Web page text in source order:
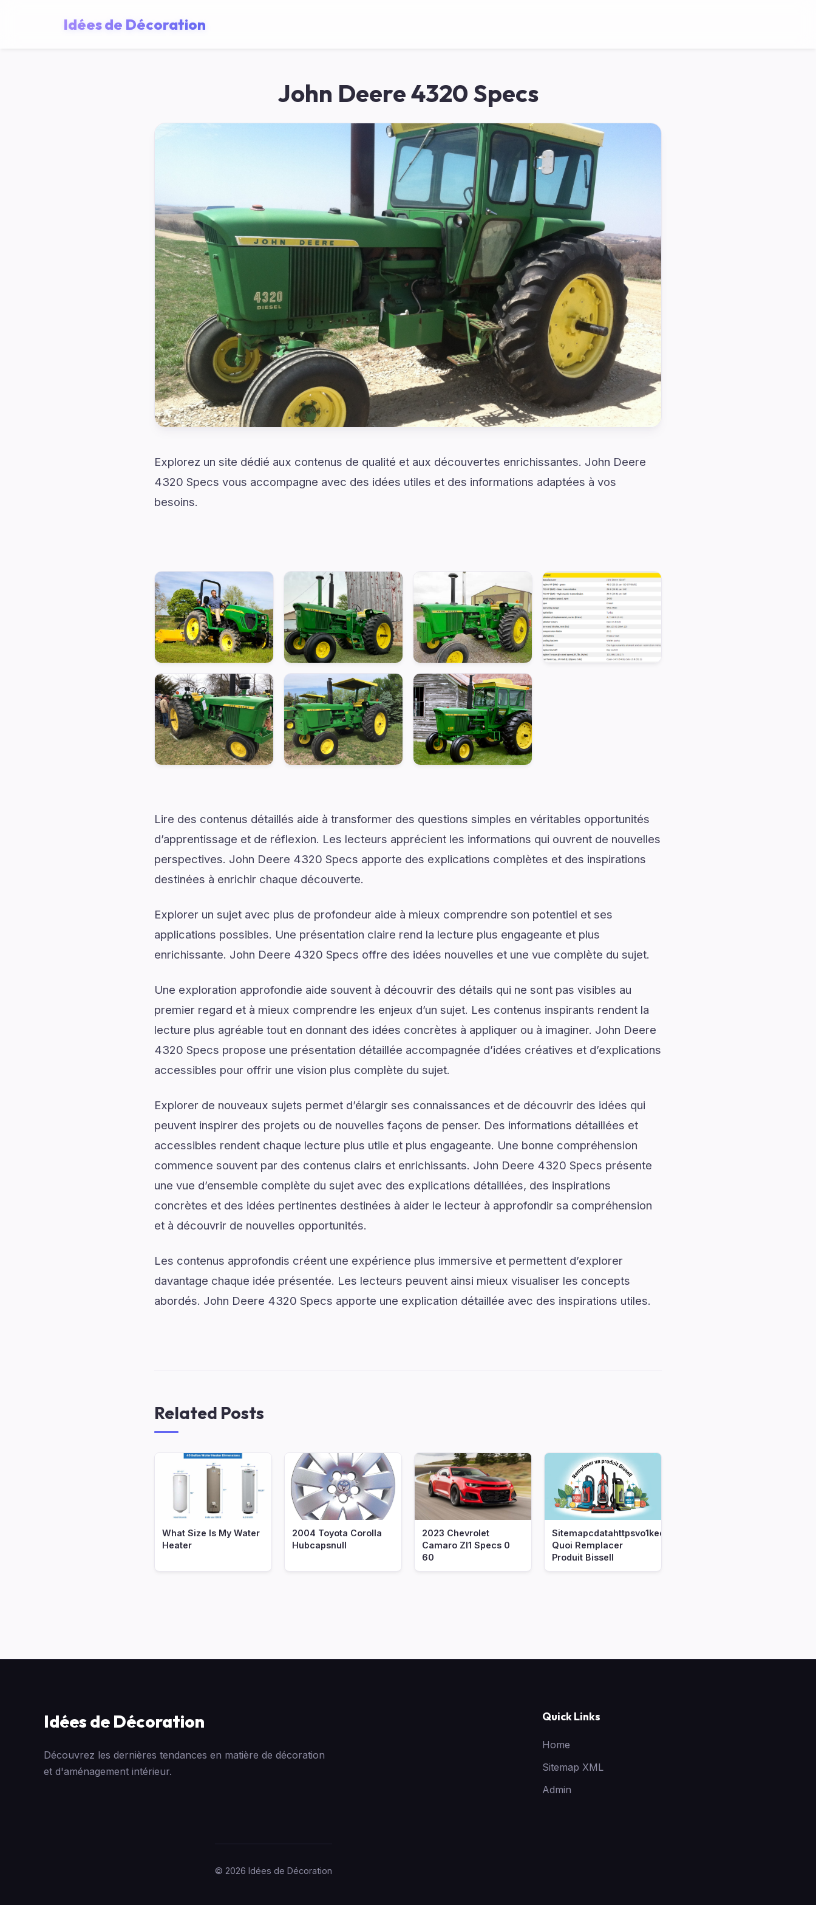
Idées de Décoration
John Deere 4320 Specs
Explorez un site dédié aux contenus de qualité et aux découvertes enrichissantes. John Deere
4320 Specs vous accompagne avec des idées utiles et des informations adaptées à vos
besoins.
Lire des contenus détaillés aide à transformer des questions simples en véritables opportunités
d’apprentissage et de réflexion. Les lecteurs apprécient les informations qui ouvrent de nouvelles
perspectives. John Deere 4320 Specs apporte des explications complètes et des inspirations
destinées à enrichir chaque découverte.
Explorer un sujet avec plus de profondeur aide à mieux comprendre son potentiel et ses
applications possibles. Une présentation claire rend la lecture plus engageante et plus
enrichissante. John Deere 4320 Specs offre des idées nouvelles et une vue complète du sujet.
Une exploration approfondie aide souvent à découvrir des détails qui ne sont pas visibles au
premier regard et à mieux comprendre les enjeux d’un sujet. Les contenus inspirants rendent la
lecture plus agréable tout en donnant des idées concrètes à appliquer ou à imaginer. John Deere
4320 Specs propose une présentation détaillée accompagnée d’idées créatives et d’explications
accessibles pour offrir une vision plus complète du sujet.
Explorer de nouveaux sujets permet d’élargir ses connaissances et de découvrir des idées qui
peuvent inspirer des projets ou de nouvelles façons de penser. Des informations détaillées et
accessibles rendent chaque lecture plus utile et plus engageante. Une bonne compréhension
commence souvent par des contenus clairs et enrichissants. John Deere 4320 Specs présente
une vue d’ensemble complète du sujet avec des explications détaillées, des inspirations
concrètes et des idées pertinentes destinées à aider le lecteur à approfondir sa compréhension
et à découvrir de nouvelles opportunités.
Les contenus approfondis créent une expérience plus immersive et permettent d’explorer
davantage chaque idée présentée. Les lecteurs peuvent ainsi mieux visualiser les concepts
abordés. John Deere 4320 Specs apporte une explication détaillée avec des inspirations utiles.
Related Posts
What Size Is My Water
Heater
2004 Toyota Corolla
Hubcapsnull
2023 Chevrolet
Camaro Zl1 Specs 0
60
Sitemapcdatahttpsvo1kedriinfopar
Quoi Remplacer
Produit Bissell
Idées de Décoration
Découvrez les dernières tendances en matière de décoration
et d'aménagement intérieur.
Quick Links
Home
Sitemap XML
Admin
© 2026 Idées de Décoration